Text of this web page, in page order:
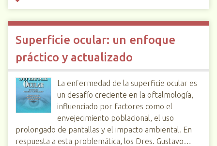
Superficie ocular: un enfoque
práctico y actualizado
La enfermedad de la superficie ocular es
un desafío creciente en la oftalmología,
influenciado por factores como el
envejecimiento poblacional, el uso
prolongado de pantallas y el impacto ambiental. En
respuesta a esta problemática, los Dres. Gustavo…